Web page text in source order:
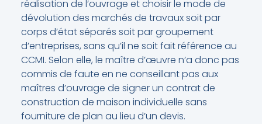
réalisation de l’ouvrage et choisir le mode de
dévolution des marchés de travaux soit par
corps d’état séparés soit par groupement
d’entreprises, sans qu’il ne soit fait référence au
CCMI. Selon elle, le maître d’œuvre n’a donc pas
commis de faute en ne conseillant pas aux
maîtres d’ouvrage de signer un contrat de
construction de maison individuelle sans
fourniture de plan au lieu d’un devis.